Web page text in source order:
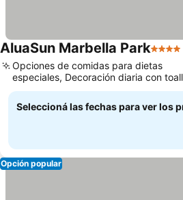
AluaSun Marbella Park4
Opciones de comidas para dietas
especiales, Decoración diaria con
temáticas
Seleccioná las fechas para ver los
Opción popular